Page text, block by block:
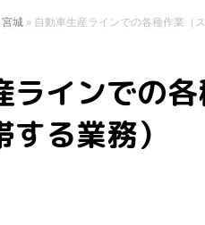
宮城 » 自動車生産ラインでの各種作業（
ラインでの
る業務）